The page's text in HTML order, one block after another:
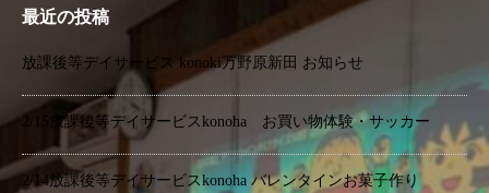
最近の投稿
放課後等デイサービス konoki万野原新田 お知らせ
2/15放課後等デイサービスkonoha お買い物体験・サッカー
2/14放課後等デイサービスkonoha バレンタインお菓子作り